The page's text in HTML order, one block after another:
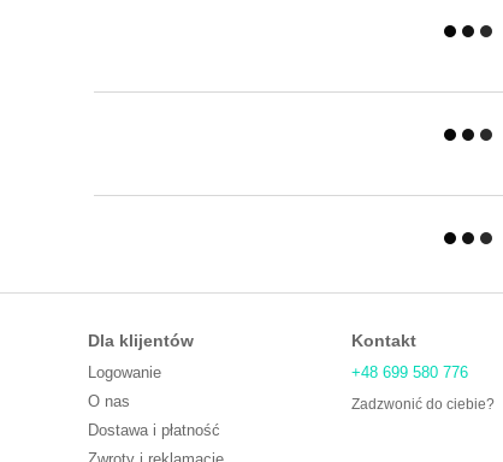
Dla klijentów
Logowanie
O nas
Dostawa i płatność
Kontakt
+48 699 580 776
Zadzwonić do ciebie?